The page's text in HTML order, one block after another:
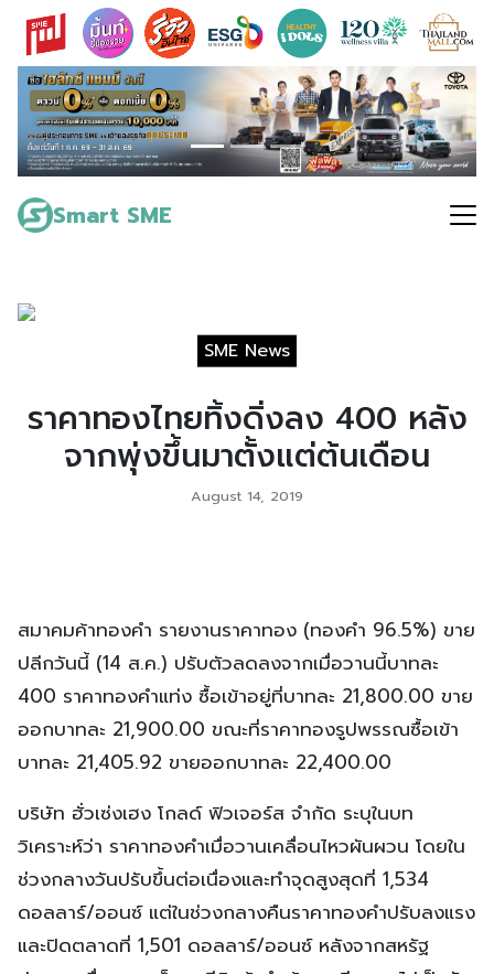
Skip
content
Smart SME
Search
for:
SME News
ราคาทองไทยทิ้งดิ่งลง 400 หลัง
จากพุ่งขึ้นมาตั้งแต่ต้นเดือน
August 14, 2019
สมาคมค้าทองคำ รายงานราคาทอง (ทองคำ 96.5%) ขาย
ปลีกวันนี้ (14 ส.ค.) ปรับตัวลดลงจากเมื่อวานนี้บาทละ
400 ราคาทองคำแท่ง ซื้อเข้าอยู่ที่บาทละ 21,800.00 ขาย
ออกบาทละ 21,900.00 ขณะที่ราคาทองรูปพรรณซื้อเข้า
บาทละ 21,405.92 ขายออกบาทละ 22,400.00
บริษัท ฮั่วเซ่งเฮง โกลด์ ฟิวเจอร์ส จำกัด ระบุในบท
วิเคราะห์ว่า ราคาทองคำเมื่อวานเคลื่อนไหวผันผวน โดยใน
ช่วงกลางวันปรับขึ้นต่อเนื่องและทำจุดสูงสุดที่ 1,534
ดอลลาร์/ออนซ์ แต่ในช่วงกลางคืนราคาทองคำปรับลงแรง
และปิดตลาดที่ 1,501 ดอลลาร์/ออนซ์ หลังจากสหรัฐ